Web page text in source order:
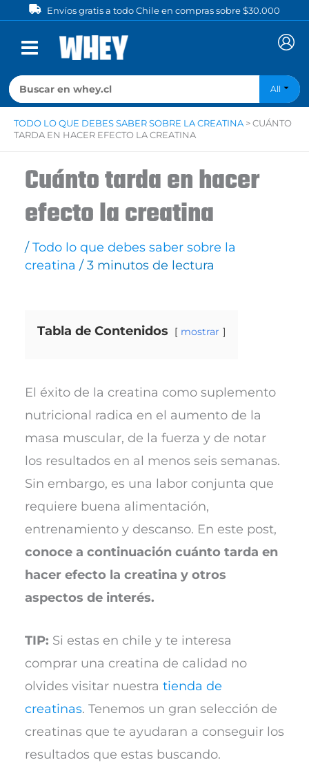
al
contenido
Envíos gratis a todo Chile en compras sobre $30.000
All
TODO LO QUE DEBES SABER SOBRE LA CREATINA > CUÁNTO
TARDA EN HACER EFECTO LA CREATINA
Cuánto tarda en hacer
efecto la creatina
/ Todo lo que debes saber sobre la
creatina / 3 minutos de lectura
Tabla de Contenidos mostrar
El éxito de la creatina como suplemento
nutricional radica en el aumento de la
masa muscular, de la fuerza y de notar
los resultados en al menos seis semanas.
Sin embargo, es una labor conjunta que
requiere buena alimentación,
entrenamiento y descanso. En este post,
conoce a continuación cuánto tarda en
hacer efecto la creatina y otros
aspectos de interés.
TIP: Si estas en chile y te interesa
comprar una creatina de calidad no
olvides visitar nuestra tienda de
creatinas. Tenemos un gran selección de
creatinas que te ayudaran a conseguir los
resultados que estas buscando.